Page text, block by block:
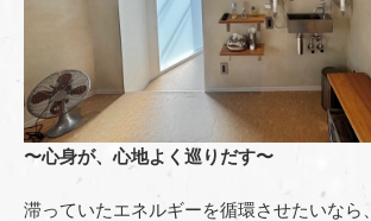
〜心身が、心地よく巡りだす〜
滞っていたエネルギーを循環させたいなら